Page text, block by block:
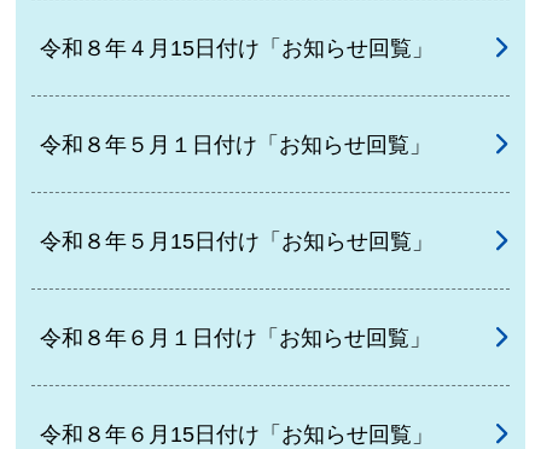
令和８年４月15日付け「お知らせ回覧」
令和８年５月１日付け「お知らせ回覧」
令和８年５月15日付け「お知らせ回覧」
令和８年６月１日付け「お知らせ回覧」
令和８年６月15日付け「お知らせ回覧」